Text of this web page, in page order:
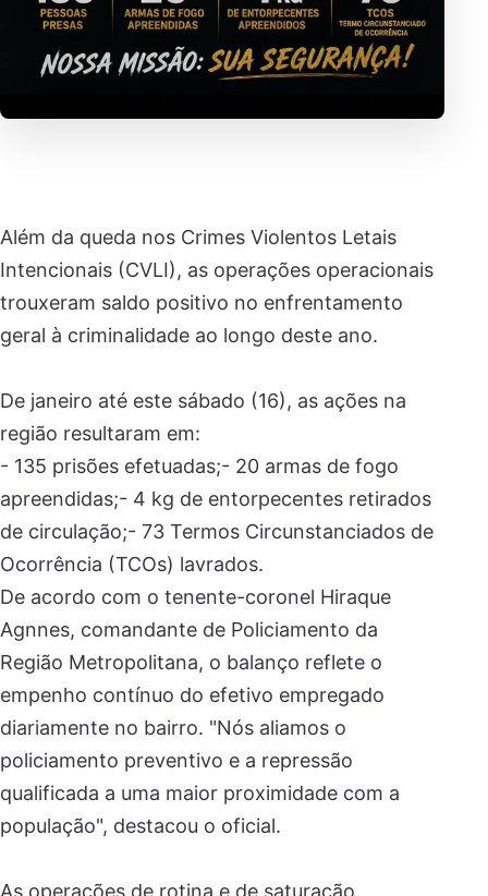
Além da queda nos Crimes Violentos Letais
Intencionais (CVLI), as operações operacionais
trouxeram saldo positivo no enfrentamento
geral à criminalidade ao longo deste ano.
De janeiro até este sábado (16), as ações na
região resultaram em:
- 135 prisões efetuadas;- 20 armas de fogo
apreendidas;- 4 kg de entorpecentes retirados
de circulação;- 73 Termos Circunstanciados de
Ocorrência (TCOs) lavrados.
De acordo com o tenente-coronel Hiraque
Agnnes, comandante de Policiamento da
Região Metropolitana, o balanço reflete o
empenho contínuo do efetivo empregado
diariamente no bairro. "Nós aliamos o
policiamento preventivo e a repressão
qualificada a uma maior proximidade com a
população", destacou o oficial.
As operações de rotina e de saturação